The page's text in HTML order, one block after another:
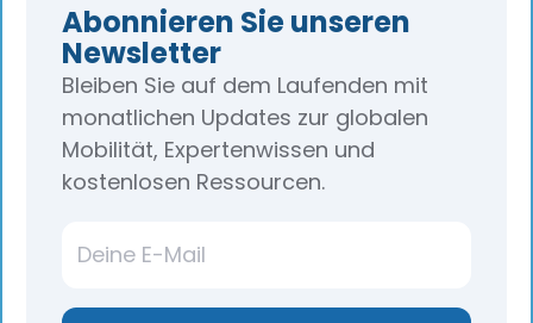
Abonnieren Sie unseren
Newsletter
Bleiben Sie auf dem Laufenden mit
monatlichen Updates zur globalen
Mobilität, Expertenwissen und
kostenlosen Ressourcen.